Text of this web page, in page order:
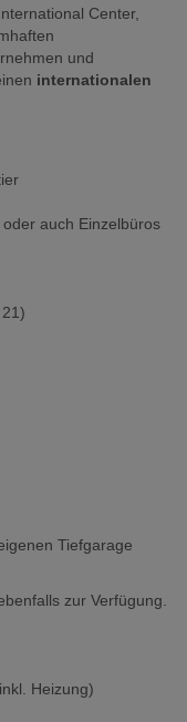
Center,
und
internationalen
auch Einzelbüros
Tiefgarage
zur Verfügung.
Heizung)